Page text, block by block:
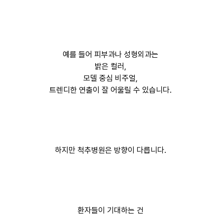
예를 들어 피부과나 성형외과는
밝은 컬러,
모델 중심 비주얼,
트렌디한 연출이 잘 어울릴 수 있습니다.
하지만 척추병원은 방향이 다릅니다.
환자들이 기대하는 건